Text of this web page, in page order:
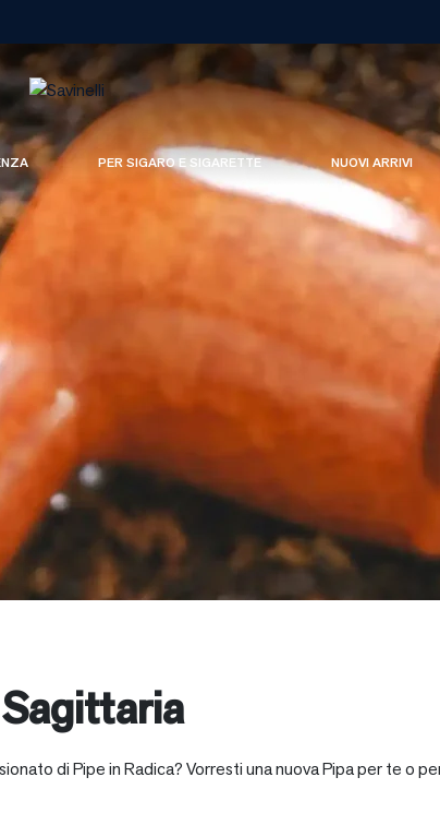
PER SIGARO E SIGARETTE NUOVI ARRIVI
di Pipe in Radica? Vorresti una nuova Pipa per te o